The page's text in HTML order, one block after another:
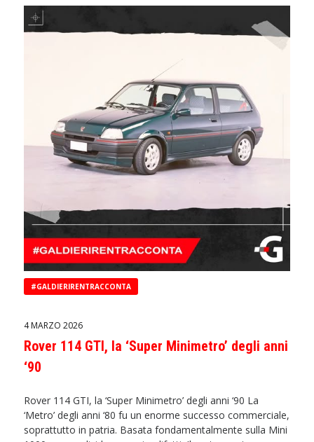
#GALDIERIRENTRACCONTA
4 MARZO 2026
Rover 114 GTI, la ‘Super Minimetro’ degli anni
‘90
Rover 114 GTI, la ‘Super Minimetro’ degli anni ‘90 La
‘Metro’ degli anni ‘80 fu un enorme successo commerciale,
soprattutto in patria. Basata fondamentalmente sulla Mini